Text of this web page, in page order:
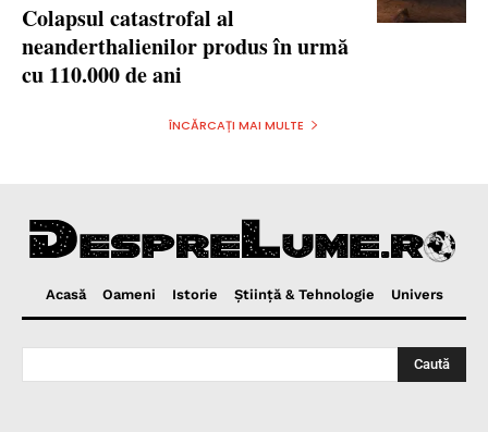
Colapsul catastrofal al
neanderthalienilor produs în urmă
cu 110.000 de ani
ÎNCĂRCAȚI MAI MULTE
Acasă Oameni Istorie Ştiinţă & Tehnologie Univers
Caută